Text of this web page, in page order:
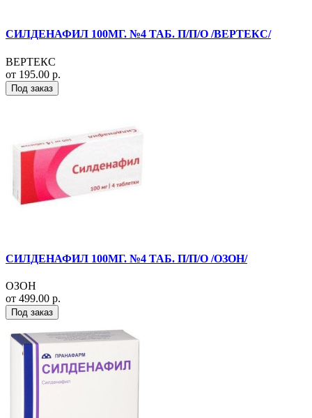
СИЛДЕНАФИЛ 100МГ. №4 ТАБ. П/П/О /ВЕРТЕКС/
ВЕРТЕКС
от 195.00 р.
Под заказ
СИЛДЕНАФИЛ 100МГ. №4 ТАБ. П/П/О /ОЗОН/
ОЗОН
от 499.00 р.
Под заказ